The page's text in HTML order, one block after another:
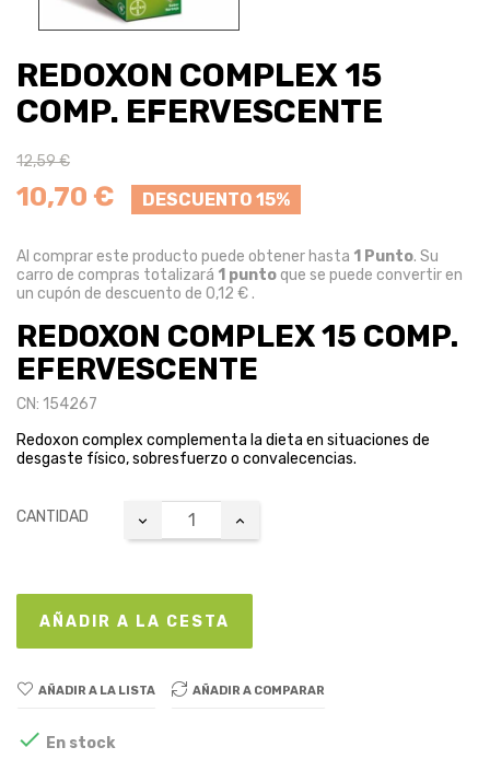
REDOXON COMPLEX 15
COMP. EFERVESCENTE
12,59 €
10,70 € DESCUENTO 15%
Al comprar este producto puede obtener hasta 1 Punto. Su
carro de compras totalizará 1 puntoque se puede convertir en
un cupón de descuento de 0,12 €.
REDOXON COMPLEX 15 COMP.
EFERVESCENTE
CN: 154267
Redoxon complex complementa la dieta en situaciones de
desgaste físico, sobresfuerzo o convalecencias.
CANTIDAD
AÑADIR A LA CESTA
AÑADIR A LA LISTA AÑADIR A COMPARAR
 En stock